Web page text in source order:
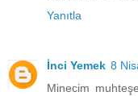
Yanıtla
İnci Yemek 8
Minecim